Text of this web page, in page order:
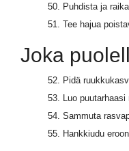
50. Puhdista ja
51. Tee hajua
Joka
52. Pidä
53. Luo puutarhaasi
54. Sammuta
55. Hankkiudu